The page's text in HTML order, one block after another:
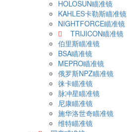
HOLOSUN瞄准镜
KAHLES卡勒斯瞄准镜
NIGHTFORCE瞄准镜
TRIJICON瞄准镜
伯里斯瞄准镜
BSA瞄准镜
MEPRO瞄准镜
俄罗斯NPZ瞄准镜
徕卡瞄准镜
脉冲星瞄准镜
尼康瞄准镜
施华洛世奇瞄准镜
维特瞄准镜